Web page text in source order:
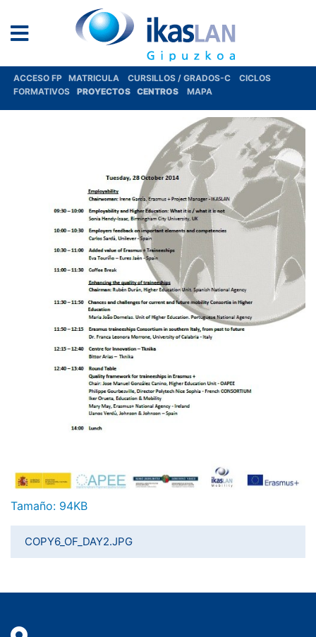
ACCESO FP MATRICULA CURSILLOS / GRADOS-C
CICLOS
FORMATIVOS
PROYECTOS CENTROS MAPA
Haga clic aquí para ver la imagen a tamaño completo…
Tamaño: 94KB
COPY6_OF_DAY2.JPG